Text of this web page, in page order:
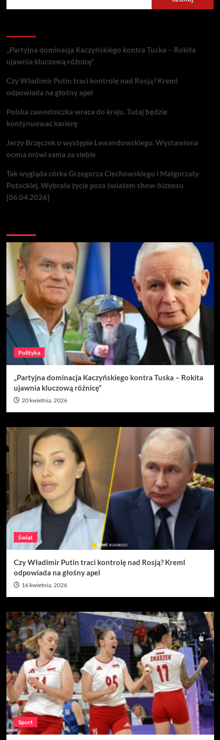
„Partyjna dominacja Kaczyńskiego kontra Tuska – Rokita
ujawnia kluczową różnicę”
Czy Władimir Putin traci kontrolę nad Rosją? Kreml
odpowiada na głośny apel
Polska zawodniczka wraca do kraju. Tutaj będzie
kontynuować karierę
Jerzy Brzęczek o występie Lewandowskiego. Wystawiona
ocena mówi sama za siebie
Tak wygląda córka Grzegorza Ciechowskiego i Małgorzaty
Potockiej. Wybrała życie poza światem show-biznesu
[06.04.2026]
Polityka
„Partyjna dominacja Kaczyńskiego kontra Tuska – Rokita
ujawnia kluczową różnicę”
20 kwietnia, 2026
Świat
Czy Władimir Putin traci kontrolę nad Rosją? Kreml
odpowiada na głośny apel
16 kwietnia, 2026
Sport